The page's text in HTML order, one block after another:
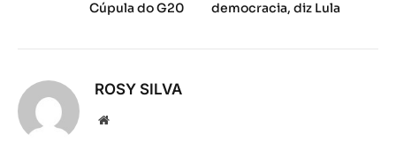
Cúpula do G20
democracia, diz Lula
ROSY SILVA
Local